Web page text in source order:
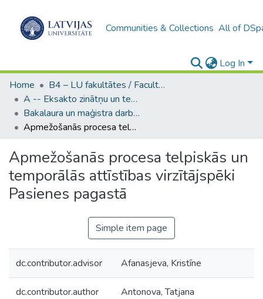
Communities & Collections All of
Log In
Home
B4 – LU fakultātes / Faculties of the UL
A -- Eksakto zinātņu un tehnoloģiju fakultāte / Faculty of Science and Technology
Bakalaura un maģistra darbi (EZTF) / Bachelor's and Master's theses
Apmežošanās procesa telpiskās un temporālās attīstības virzītājspēki Pasienes pagastā
Apmežošanās procesa telpiskās un
temporālās attīstības virzītājspēki
Pasienes pagastā
Simple item page
dc.contributor.advisor Afanasjeva, Kristīne
dc.contributor.author Antonova, Tatjana